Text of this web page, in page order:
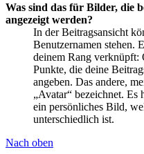
Was sind das für Bilder, die
angezeigt werden?
In der Beitragsansicht
Benutzernamen stehen.
deinem Rang verknüpft:
Punkte, die deine
angeben. Das andere,
„Avatar“ bezeichnet. Es
ein persönliches Bild,
unterschiedlich ist.
Nach oben